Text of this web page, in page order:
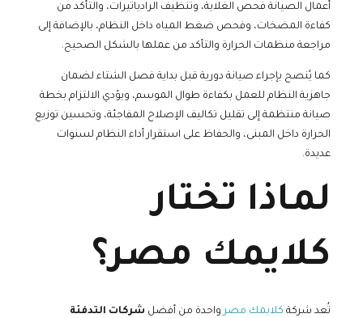
أعمال الصيانة فحص الغلاية، وتنظيف الرادياتيرات، والتأكد من
كفاءة المضخات، وفحص ضغط المياه داخل النظام، بالإضافة إلى
مراجعة منظمات الحرارة والتأكد من عملها بالشكل الصحيح.
كما يُنصح بإجراء صيانة دورية قبل بداية فصل الشتاء لضمان
جاهزية النظام للعمل بكفاءة طوال الموسم، ويؤدي الالتزام بخطة
صيانة منتظمة إلى تقليل تكاليف الإصلاح المفاجئة، وتحسين توزيع
الحرارة داخل المبنى، والحفاظ على استقرار أداء النظام لسنوات
عديدة.
لماذا تختار
كلايمك مصر؟
تُعد شركة كلايمك مصر واحدة من أفضل شركات التدفئة